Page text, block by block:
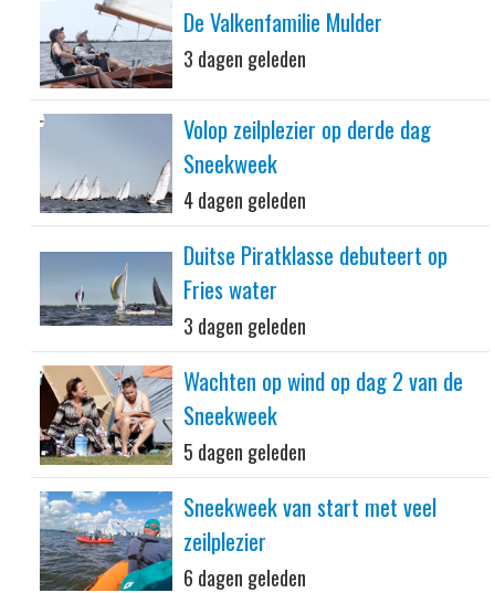
De Valkenfamilie Mulder
3 dagen geleden
Volop zeilplezier op derde dag
Sneekweek
4 dagen geleden
Duitse Piratklasse debuteert op
Fries water
3 dagen geleden
Wachten op wind op dag 2 van de
Sneekweek
5 dagen geleden
Sneekweek van start met veel
zeilplezier
6 dagen geleden